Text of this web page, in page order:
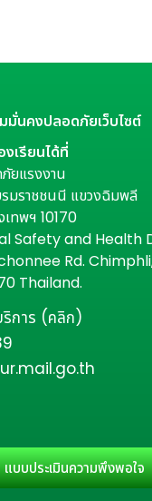
มั่นคงปลอดภัยเว็บไซต์
เรียนได้ที่
ยแรงงาน
มราชชนนี แขวงฉิมพลี
ทพฯ 10170
Safety and Health
Rd.
Thailand.
ริการ (คลิก)
แบบประเมินความพึงพอใจ